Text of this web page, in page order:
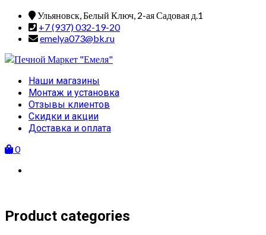
Skip
content
Ульяновск, Белый Ключ, 2-ая Садовая д.1
+7 (937) 032-19-20
emelya073@bk.ru
Primary
Menu
Наши магазины
Монтаж и установка
Отзывы клиентов
Скидки и акции
Доставка и оплата
0
Product categories